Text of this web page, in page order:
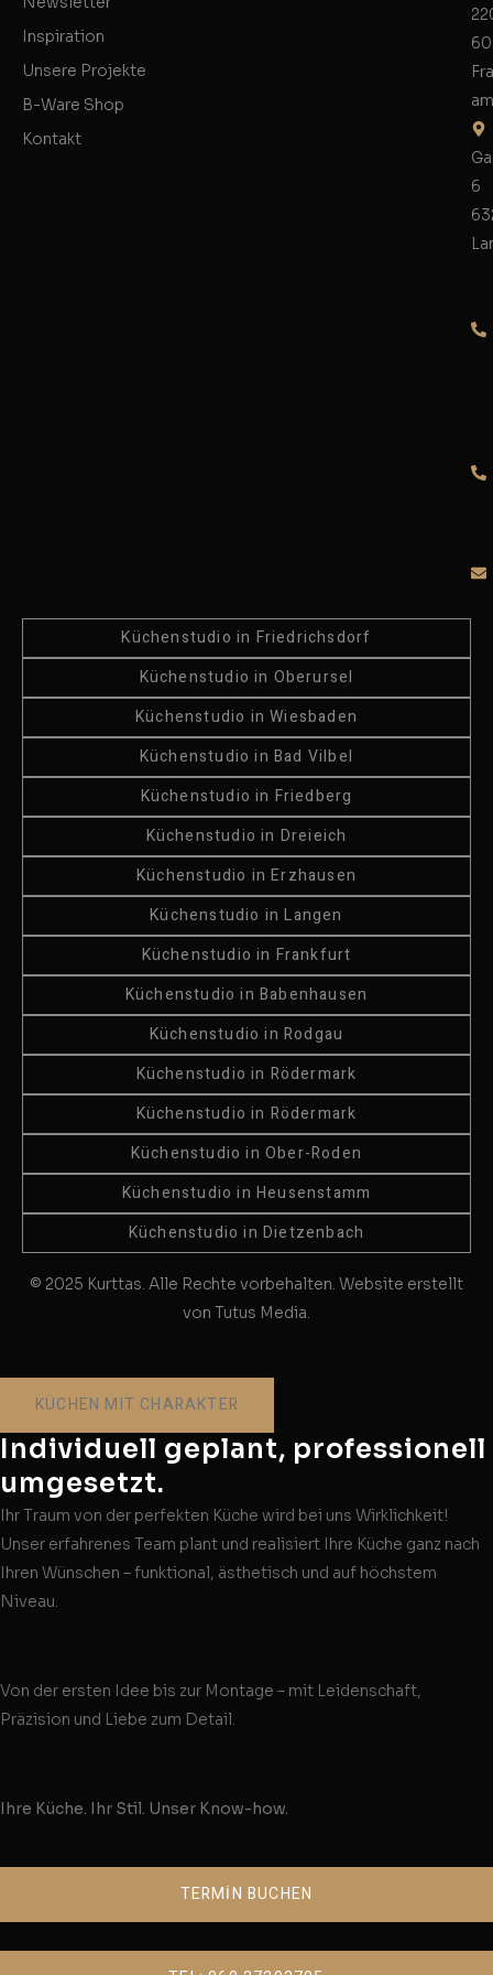
Inspiration
Unsere Projekte
B-Ware Shop
Kontakt
6
Küchenstudio in Friedrichsdorf
Küchenstudio in Oberursel
Küchenstudio in Wiesbaden
Küchenstudio in Bad Vilbel
Küchenstudio in Friedberg
Küchenstudio in Dreieich
Küchenstudio in Erzhausen
Küchenstudio in Langen
Küchenstudio in Frankfurt
Küchenstudio in Babenhausen
Küchenstudio in Rodgau
Küchenstudio in Rödermark
Küchenstudio in Rödermark
Küchenstudio in Ober-Roden
Küchenstudio in Heusenstamm
Küchenstudio in Dietzenbach
© 2025 Kurttas. Alle Rechte vorbehalten. Website erstellt
von Tutus Media.
KÜCHEN MIT CHARAKTER
Individuell geplant, professionell
umgesetzt.
Ihr Traum von der perfekten Küche wird bei uns Wirklichkeit!
Unser erfahrenes Team plant und realisiert Ihre Küche ganz nach
Ihren Wünschen – funktional, ästhetisch und auf höchstem
Niveau.
Von der ersten Idee bis zur Montage – mit Leidenschaft,
Präzision und Liebe zum Detail.
Ihre Küche. Ihr Stil. Unser Know-how.
TERMİN BUCHEN